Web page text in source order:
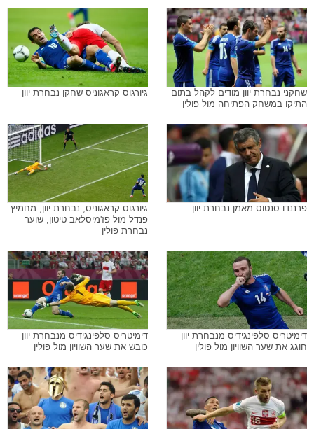
שחקני נבחרת יוון מודים לקהל בתום
התיקו במשחק הפתיחה מול פולין
גיורגוס קראגוניס שחקן נבחרת יוון
פרננדו סנטוס מאמן נבחרת יוון
גיורגוס קראגוניס, נבחרת יוון, מחמיץ
פנדל מול פז'מיסלאב טיטון, שוער
נבחרת פולין
דימיטריס סלפינגידיס מנבחרת יוון
חוגג את שער השוויון מול פולין
דימיטריס סלפינגידיס מנבחרת יוון
כובש את שער השוויון מול פולין